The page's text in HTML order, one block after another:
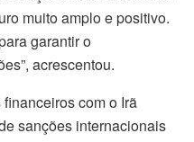
muito amplo e positivo.
garantir o
acrescentou.
com o Irã
sanções internacionais